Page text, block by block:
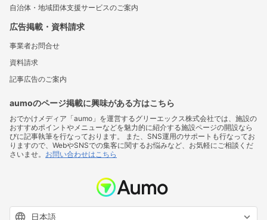
自治体・地域団体支援サービスのご案内
広告掲載・資料請求
事業者お問合せ
資料請求
記事広告のご案内
aumoのページ掲載に興味がある方はこちら
おでかけメディア「aumo」を運営するグリーエックス株式会社では、施設の
おすすめポイントやメニューなどを魅力的に紹介する施設ページの開設なら
びに記事執筆を行なっております。 また、SNS運用のサポートも行なってお
りますので、WebやSNSでの集客に関するお悩みなど、お気軽にご相談くだ
さいませ。 お問い合わせはこちら